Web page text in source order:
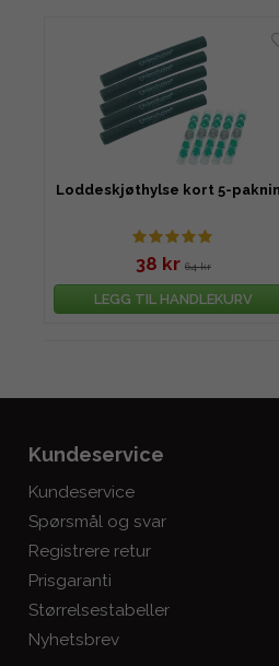
Loddeskjøthylse kort 5-
38 kr 64 kr
LEGG TIL HANDLEKURV
Kundeservice
Kundeservice
Spørsmål og svar
Registrere retur
Prisgaranti
Størrelsestabeller
Nyhetsbrev